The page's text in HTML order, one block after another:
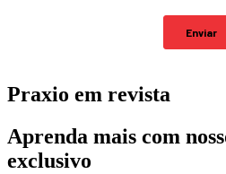
Praxio em revista
Aprenda mais com
exclusivo